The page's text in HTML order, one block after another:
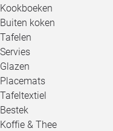
Kookboeken
Buiten koken
Tafelen
Servies
Glazen
Placemats
Tafeltextiel
Bestek
Koffie & Thee